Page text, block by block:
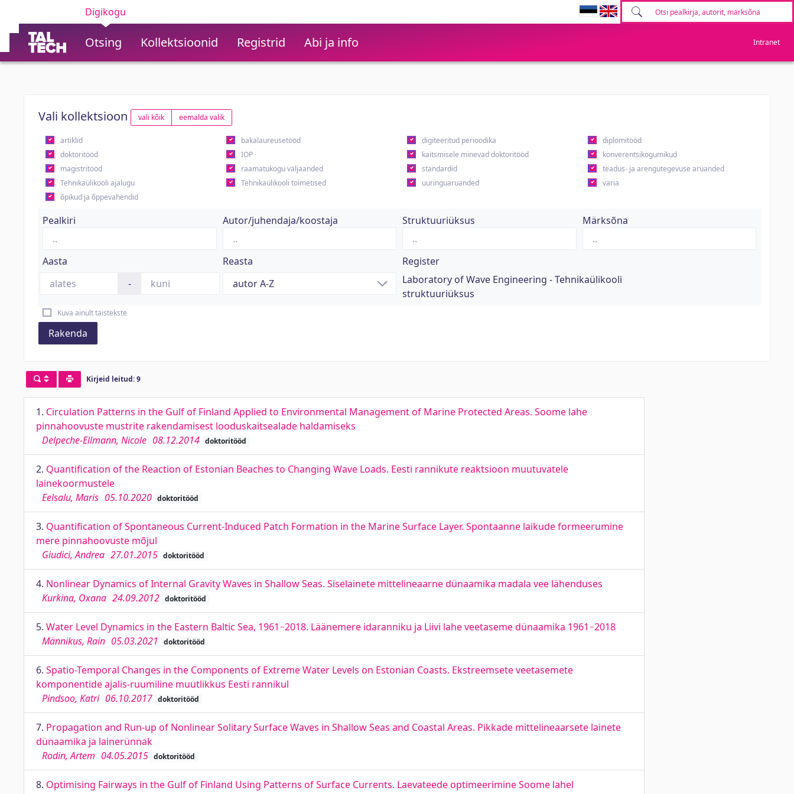
Digikogu
Otsing Kollektsioonid Registrid Abi ja info Intranet
Vali kollektsioon vali kõik eemalda valik
artiklid bakalaureusetööd digiteeritud perioodika
diplomitööd
doktoritööd
IOP kaitsmisele minevad doktoritööd
konverentsikogumikud
magistritööd
raamatukogu väljaanded standardid
teadus- ja arengutegevuse aruanded
Tehnikaülikooli ajalugu
Tehnikaülikooli toimetised uuringuaruanded
varia
õpikud ja õppevahendid
Pealkiri Autor/juhendaja/koostaja Struktuuriüksus Märksõna
Aasta
-
Reasta
Register
Laboratory of Wave Engineering - Tehnikaülikooli
struktuuriüksus
Kuva ainult täistekste
Rakenda
Kirjeid leitud: 9
1. Circulation Patterns in the Gulf of Finland Applied to Environmental Management of Marine Protected Areas. Soome lahe
pinnahoovuste mustrite rakendamisest looduskaitsealade haldamiseks
Delpeche-Ellmann, Nicole 08.12.2014 doktoritööd
2. Quantification of the Reaction of Estonian Beaches to Changing Wave Loads. Eesti rannikute reaktsioon muutuvatele
lainekoormustele
Eelsalu, Maris 05.10.2020 doktoritööd
3. Quantification of Spontaneous Current-Induced Patch Formation in the Marine Surface Layer. Spontaanne laikude formeerumine
mere pinnahoovuste mõjul
Giudici, Andrea 27.01.2015 doktoritööd
4. Nonlinear Dynamics of Internal Gravity Waves in Shallow Seas. Siselainete mittelineaarne dünaamika madala vee lähenduses
Kurkina, Oxana 24.09.2012 doktoritööd
5. Water Level Dynamics in the Eastern Baltic Sea, 1961−2018. Läänemere idaranniku ja Liivi lahe veetaseme dünaamika 1961−2018
Männikus, Rain 05.03.2021 doktoritööd
6. Spatio-Temporal Changes in the Components of Extreme Water Levels on Estonian Coasts. Ekstreemsete veetasemete
komponentide ajalis-ruumiline muutlikkus Eesti rannikul
Pindsoo, Katri 06.10.2017 doktoritööd
7. Propagation and Run-up of Nonlinear Solitary Surface Waves in Shallow Seas and Coastal Areas. Pikkade mittelineaarsete lainete
dünaamika ja lainerünnak
Rodin, Artem 04.05.2015 doktoritööd
8. Optimising Fairways in the Gulf of Finland Using Patterns of Surface Currents. Laevateede optimeerimine Soome lahel